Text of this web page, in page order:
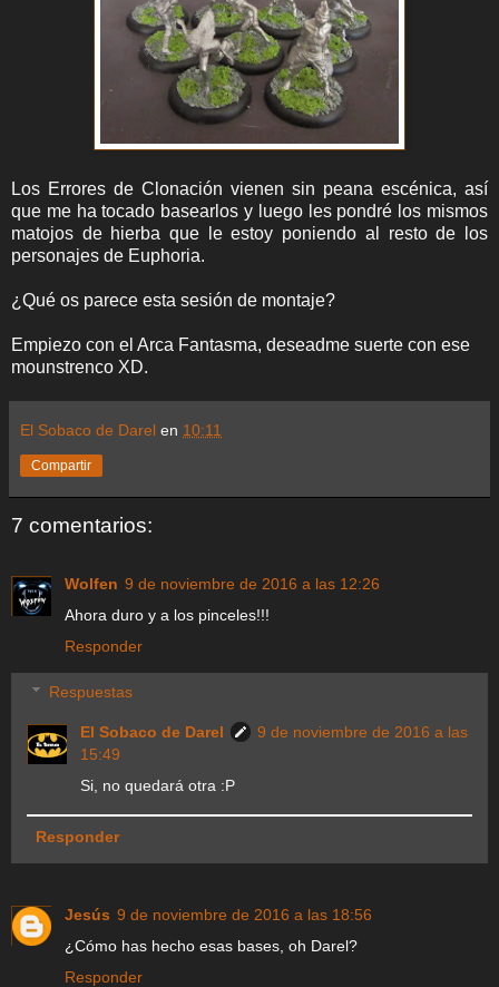
Los Errores de Clonación vienen sin peana escénica, así
que me ha tocado basearlos y luego les pondré los mismos
matojos de hierba que le estoy poniendo al resto de los
personajes de Euphoria.
¿Qué os parece esta sesión de montaje?
Empiezo con el Arca Fantasma, deseadme suerte con ese
mounstrenco XD.
El Sobaco de Darel en 10:11
Compartir
7 comentarios:
Wolfen 9 de noviembre de 2016 a las 12:26
Ahora duro y a los pinceles!!!
Responder
Respuestas
El Sobaco de Darel
9 de noviembre de 2016 a las
15:49
Si, no quedará otra :P
Responder
Jesús 9 de noviembre de 2016 a las 18:56
¿Cómo has hecho esas bases, oh Darel?
Responder